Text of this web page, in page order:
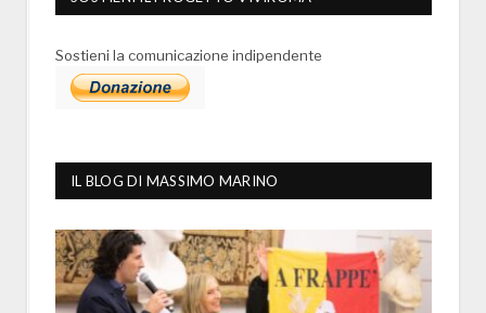
Sostieni la comunicazione indipendente
IL BLOG DI MASSIMO MARINO